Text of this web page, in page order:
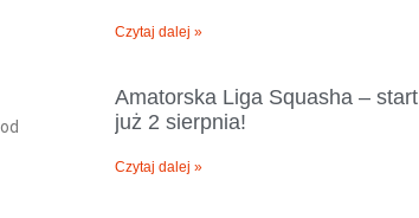
Czytaj dalej »
Amatorska Liga Squasha – start
już 2 sierpnia!​
Czytaj dalej »